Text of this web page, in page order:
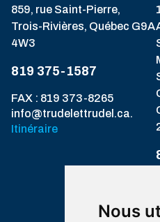
Nous
859, rue Saint-Pierre,
Trois-Rivières, Québec G9A
4W3
819 375-1587
FAX : 819 373-8265
info@trudelettrudel.ca.
Itinéraire